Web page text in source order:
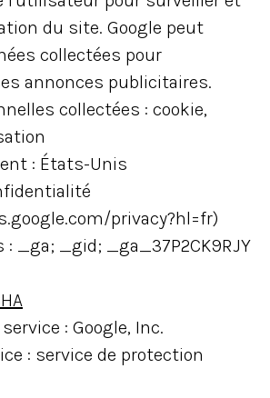
du site. Google peut
collectées pour
annonces publicitaires.
collectées : cookie,
: États-Unis
privacy?hl=fr)
_ga; _gid; _ga_37P2CK9RJY
: Google, Inc.
: service de protection